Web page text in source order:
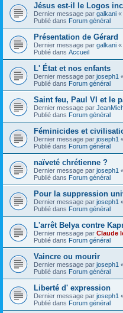
Jésus est-il le Logos
Dernier message par galkani «
Publié dans Forum général
Présentation de Gérard
Dernier message par galkani «
Publié dans Accueil
L' État et nos enfants
Dernier message par joseph1
Publié dans Forum général
Saint feu, Paul VI et le
Dernier message par
Publié dans Forum général
Féminicides et
Dernier message par joseph1
Publié dans Forum général
naïveté chrétienne ?
Dernier message par joseph1
Publié dans Forum général
Pour la suppression
Dernier message par joseph1
Publié dans Forum général
L'arrêt Belya contre
Dernier message par Claude
Publié dans Forum général
Vaincre ou mourir
Dernier message par joseph1
Publié dans Forum général
Liberté d' expression
Dernier message par joseph1
Publié dans Forum général